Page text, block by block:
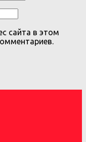
сайта в этом